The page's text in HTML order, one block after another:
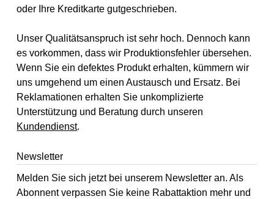
oder Ihre Kreditkarte gutgeschrieben.
Unser Qualitätsanspruch ist sehr hoch. Dennoch kann
es vorkommen, dass wir Produktionsfehler übersehen.
Wenn Sie ein defektes Produkt erhalten, kümmern wir
uns umgehend um einen Austausch und Ersatz. Bei
Reklamationen erhalten Sie unkomplizierte
Unterstützung und Beratung durch unseren
Kundendienst.
Newsletter
Melden Sie sich jetzt bei unserem Newsletter an. Als
Abonnent verpassen Sie keine Rabattaktion mehr und